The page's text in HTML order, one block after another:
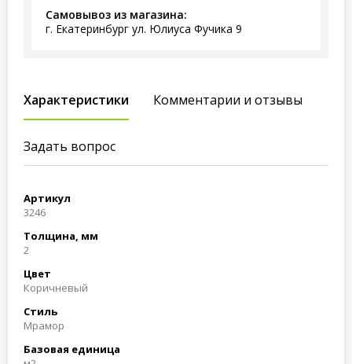
Самовывоз из магазина:
г. Екатеринбург ул. Юлиуса Фучика 9
Характеристики Комментарии и отзывы
Задать вопрос
Артикул
3246
Толщина, мм
2
Цвет
Коричневый
Стиль
Мрамор
Базовая единица